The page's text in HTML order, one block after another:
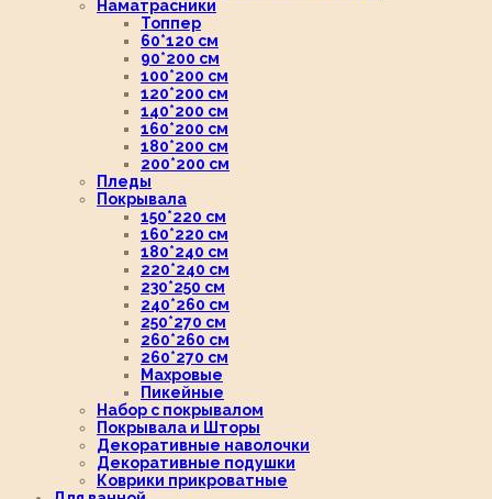
Наматрасники
Топпер
60*120 см
90*200 см
100*200 см
120*200 см
140*200 см
160*200 см
180*200 см
200*200 см
Пледы
Покрывала
150*220 см
160*220 см
180*240 см
220*240 см
230*250 см
240*260 см
250*270 см
260*260 см
260*270 см
Махровые
Пикейные
Набор с покрывалом
Покрывала и Шторы
Декоративные наволочки
Декоративные подушки
Коврики прикроватные